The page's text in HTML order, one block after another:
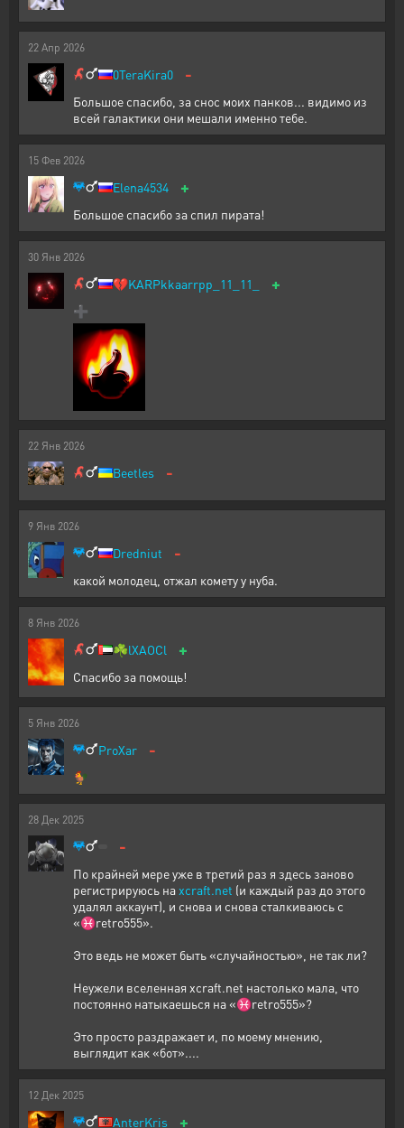
22 Апр 2026
0TeraKira0 -
Большое спасибо, за снос моих панков... видимо из
всей галактики они мешали именно тебе.
15 Фев 2026
Elena4534 +
Большое спасибо за спил пирата!
30 Янв 2026
💔KARPkkaarrpp_11_11_ +
➕️
22 Янв 2026
Beetles -
9 Янв 2026
Dredniut -
какой молодец, отжал комету у нуба.
8 Янв 2026
☘️lXAOCl +
Спасибо за помощь!
5 Янв 2026
ProXar -
🐓
28 Дек 2025
-
По крайней мере уже в третий раз я здесь заново
регистрируюсь наxcraft.net (и каждый раз до этого
удалял аккаунт), и снова и снова сталкиваюсь с
«♓retro555».
Это ведь не может быть «случайностью», не так ли?
Неужели вселенная xcraft.net настолько мала, что
постоянно натыкаешься на «♓retro555»?
Это просто раздражает и, по моему мнению,
выглядит как «бот»....
12 Дек 2025
AnterKris +